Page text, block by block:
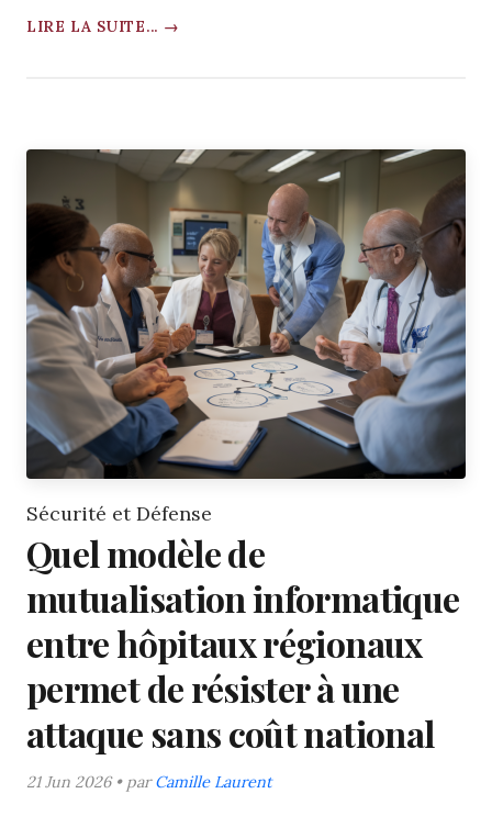
LIRE LA SUITE... →
Sécurité et Défense
Quel modèle de
mutualisation informatique
entre hôpitaux régionaux
permet de résister à une
attaque sans coût national
21 Jun 2026 • parCamille Laurent